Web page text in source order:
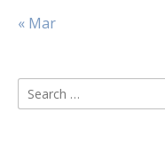
« Mar
Search
for: